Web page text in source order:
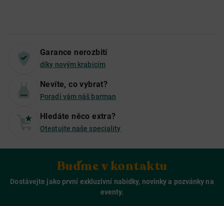
Garance nerozbití
díky novým krabicím
Nevíte, co vybrat?
Poradí vám náš barman
Hledáte něco extra?
Otestujte naše speciality
Buďme v kontaktu
Dostávejte jako první exkluzivní nabídky, novinky a pozvánky na
eventy.